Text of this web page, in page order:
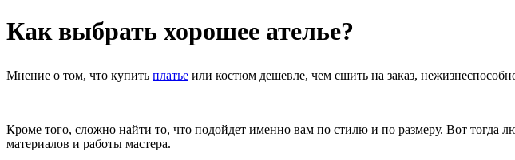
Как выбрать хорошее ателье?
Мнение о том, что купить платье или костюм дешевле, чем сшить на заказ,
Кроме того, сложно найти то, что подойдет именно вам по стилю и по размеру. Вот тогда
материалов и работы мастера.